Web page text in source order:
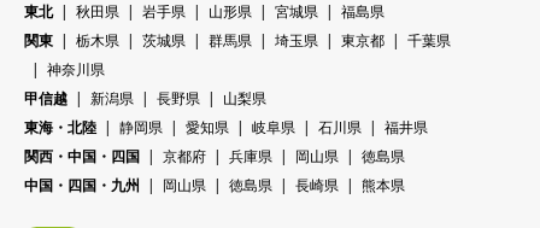
東北 秋田県 岩手県 山形県 宮城県
福島県
関東
栃木県 茨城県 群馬県 埼玉県 東京都
千葉県
神奈川県
甲信越
新潟県 長野県
山梨県
東海・北陸
静岡県 愛知県 岐阜県 石川県
福井県
関西・中国・四国
京都府 兵庫県 岡山県
徳島県
中国・四国・九州
岡山県 徳島県 長崎県 熊本県